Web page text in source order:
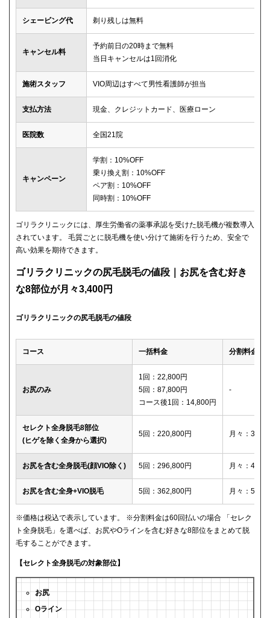
シェービング代 剃り残しは無料
キャンセル料
予約前日の20時まで無料
当日キャンセルは1回消化
施術スタッフ VIO周辺はすべて男性看護師が担当
支払方法 現金、クレジットカード、医療ローン
医院数 全国21院
キャンペーン
学割：10%OFF
乗り換え割：10%OFF
ペア割：10%OFF
同時割：10%OFF
ゴリラクリニックには、厚生労働省の薬事承認を受けた脱毛機が複数導入
されています。 毛質ごとに脱毛機を使い分けて施術を行うため、安全で
高い効果を期待できます。
ゴリラクリニックの尻毛脱毛の値段｜お尻を含む好き
な8部位が月々3,400円
ゴリラクリニックの尻毛脱毛の値段
コース 一括料金 分割料金
お尻のみ
1回：22,800円
5回：87,800円
コース後1回：14,800円
-
セレクト全身脱毛8部位
(ヒゲを除く全身から選択)
5回：220,800円 月々：
お尻を含む全身脱毛(顔VIO除く) 5回：296,800円 月々：
お尻を含む全身+VIO脱毛 5回：362,800円 月々：
※価格は税込で表示しています。 ※分割料金は60回払いの場合 「セレク
ト全身脱毛」を選べば、お尻やOラインを含む好きな8部位をまとめて脱
毛することができます。
【セレクト全身脱毛の対象部位】
お尻
Oライン